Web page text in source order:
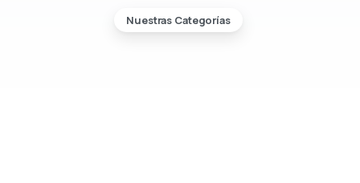
Nuestras Categorías